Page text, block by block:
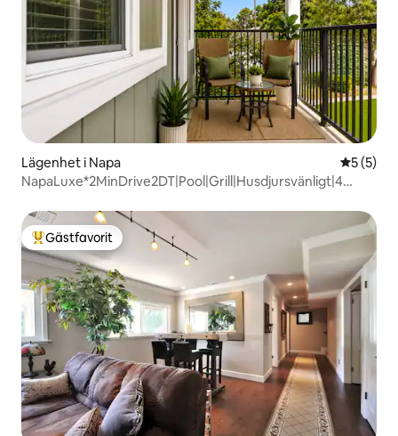
Lägenhet i Napa 5 av 5 i
5 (5)
NapaLuxe*2MinDrive2DT|Pool|Grill|Husdjursvänligt|4
Populär gästfavorit
Gästfavorit